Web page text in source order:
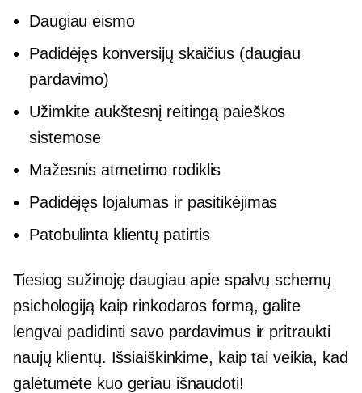
Daugiau eismo
Padidėjęs konversijų skaičius (daugiau
pardavimo)
Užimkite aukštesnį reitingą paieškos
sistemose
Mažesnis atmetimo rodiklis
Padidėjęs lojalumas ir pasitikėjimas
Patobulinta klientų patirtis
Tiesiog sužinoję daugiau apie spalvų schemų
psichologiją kaip rinkodaros formą, galite
lengvai padidinti savo pardavimus ir pritraukti
naujų klientų. Išsiaiškinkime, kaip tai veikia, kad
galėtumėte kuo geriau išnaudoti!